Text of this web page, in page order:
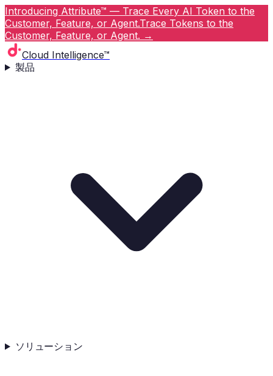
Introducing Attribute™ — Trace Every AI Token to the
Customer, Feature, or Agent.Trace Tokens to the
Customer, Feature, or Agent. →
Cloud Intelligence™
製品
ソリューション